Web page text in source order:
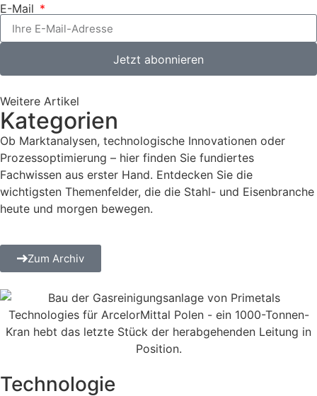
E-Mail
Jetzt abonnieren
Weitere Artikel
Kategorien
Ob Marktanalysen, technologische Innovationen oder
Prozessoptimierung – hier finden Sie fundiertes
Fachwissen aus erster Hand. Entdecken Sie die
wichtigsten Themenfelder, die die Stahl- und Eisenbranche
heute und morgen bewegen.
Zum Archiv
Technologie